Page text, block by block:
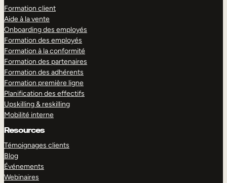
Formation client
Aide à la vente
Onboarding des employés
Formation des employés
Formation à la conformité
Formation des partenaires
Formation des adhérents
Formation première ligne
Planification des effectifs
Upskilling & reskilling
Mobilité interne
Resources
Témoignages clients
Blog
Événements
Webinaires